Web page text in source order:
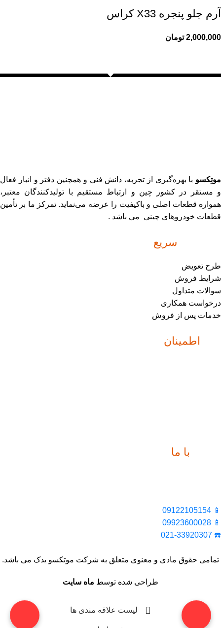
آرم جلو پنجره X33 کراس
2,000,000 تومان
موتِکسو با بهره‌گیری از تجربه، دانش فنی و همچنین دفتر و انبار فعال
و مستقر در کشور چین و ارتباط مستقیم با تولیدکنندگان معتبر،
همواره قطعات اصلی و باکیفیت را عرضه می‌نماید. تمرکز ما بر تأمین
قطعات خودروهای چینی می باشد .
سریع
طرح تعویض
شرایط فروش
سوالات متداول
درخواست همکاری
خدمات پس از فروش
اطمینان
با ما
📱 09122105154
📱 09923600028
☎️ 021-33920307
تمامی حقوق مادی و معنوی متعلق به شرکت موتکسو یدک می باشد.
طراحی شده توسط ماه سایت
لیست علاقه مندی ها